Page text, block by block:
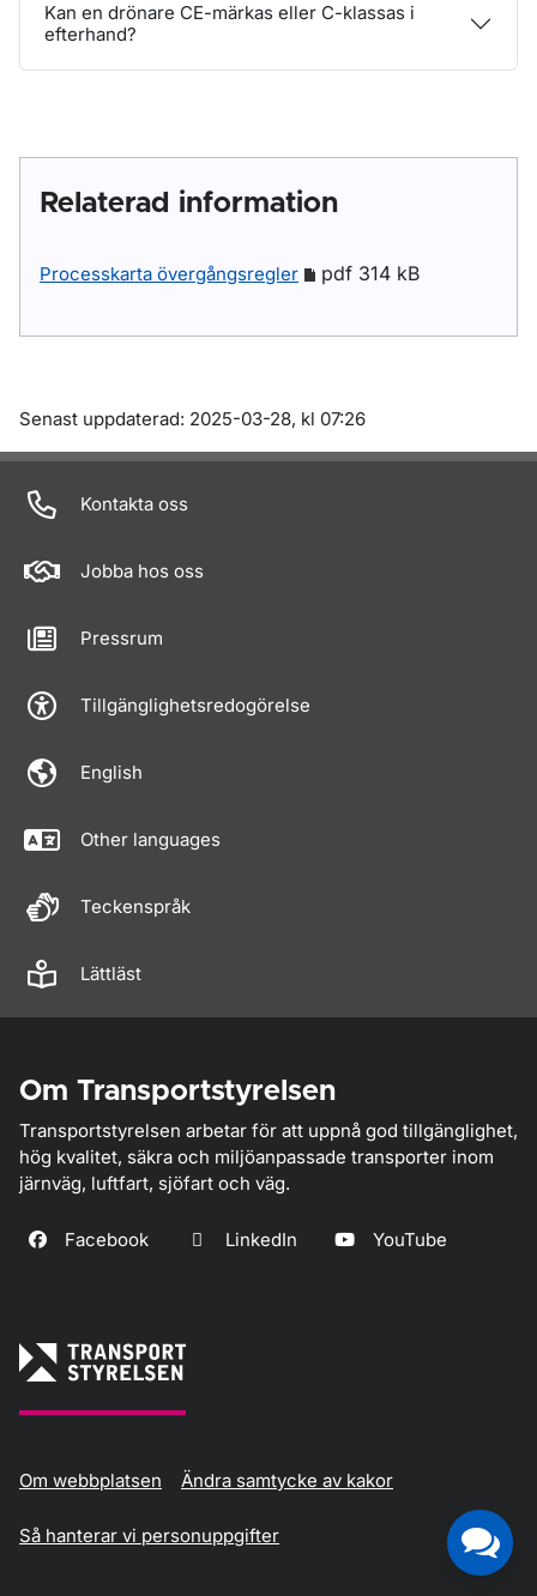
Kan en drönare CE-märkas eller C-klassas i
efterhand?
Relaterad information
Processkarta övergångsregler pdf 314 kB
Om sidan
Senast uppdaterad: 2025-03-28, kl 07:26
Kontakta oss
Jobba hos oss
Pressrum
Tillgänglighetsredogörelse
English
Other languages
Teckenspråk
Lättläst
Om Transportstyrelsen
Transportstyrelsen arbetar för att uppnå god tillgänglighet,
hög kvalitet, säkra och miljöanpassade transporter inom
järnväg, luftfart, sjöfart och väg.
Facebook LinkedIn YouTube
Om webbplatsen Ändra samtycke av kakor
Så hanterar vi personuppgifter